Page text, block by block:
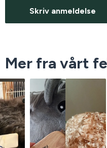
Skriv anmeldelse
Mer fra vårt